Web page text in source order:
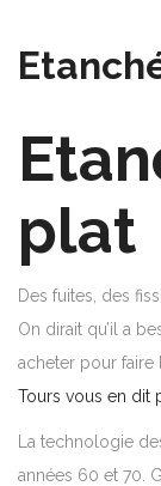
plat
Des fuites, des
On dirait qu’il a
acheter pour faire
Tours vous en dit
La technologie
années 60 et 70.